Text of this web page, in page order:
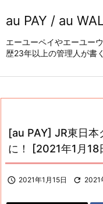
au PAY / au
エーユーペイやエーユー
歴23年以上の管理人が書
[au PAY] JR東日本
に！ [2021年1月18
 2021年1月15日  2021